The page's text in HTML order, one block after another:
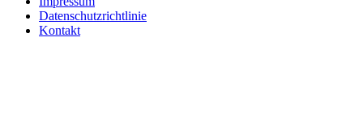
Datenschutzrichtlinie
Kontakt